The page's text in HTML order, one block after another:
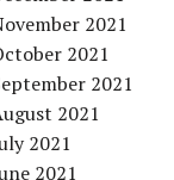
2021
2021
2021
2021
2021
2021